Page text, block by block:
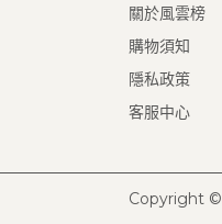
關於風雲榜
購物須知
隱私政策
客服中心
Copyright ©